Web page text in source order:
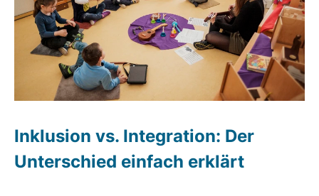
Inklusion vs. Integration: Der
Unterschied einfach erklärt